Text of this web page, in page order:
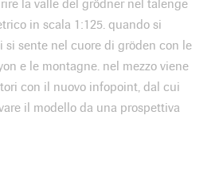
la valle del grödner nel talenge
in scala 1:125. quando si
si sente nel cuore di gröden con le
e le montagne. nel mezzo viene
con il nuovo infopoint, dal cui
il modello da una prospettiva